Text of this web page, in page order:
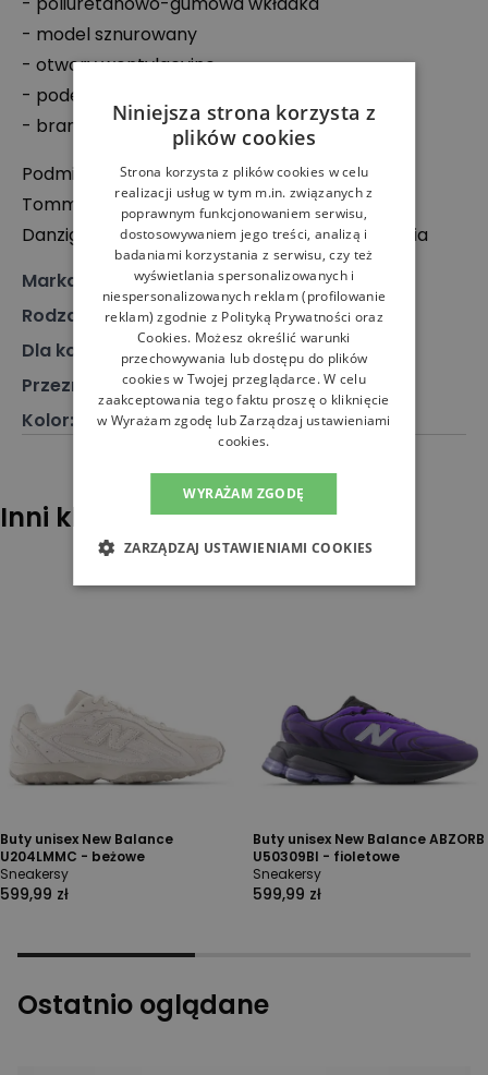
- model sznurowany
- otwory wentylacyjne
- podeszwa zewnętrzna z gumy i kauczuku
- branding producenta
Podmiot odpowiedzialny:
Tommy Hilfiger B.V.
Danzigerkade 165, 1013 AP Amsterdam, Holandia
Marka
Tommy Hilfiger
Rodzaj
Obuwie, Sneakersy
Dla kogo
Dla niego
Przeznaczenie:Buty klasyczne
Kolor: Biały
Inni klienci sprawdzali również
Buty unisex New Balance
U204LMMC - beżowe
Sneakersy
599,99 zł
Buty unisex New Balance ABZORB
U50309BI - fioletowe
Sneakersy
599,99 zł
Ostatnio oglądane
Niniejsza strona korzysta z
plików cookies
Strona korzysta z plików cookies w celu
realizacji usług w tym m.in. związanych z
poprawnym funkcjonowaniem serwisu,
dostosowywaniem jego treści, analizą i
badaniami korzystania z serwisu, czy też
wyświetlania spersonalizowanych i
niespersonalizowanych reklam (profilowanie
reklam) zgodnie z Polityką Prywatności oraz
Cookies. Możesz określić warunki
przechowywania lub dostępu do plików
cookies w Twojej przeglądarce. W celu
zaakceptowania tego faktu proszę o kliknięcie
w Wyrażam zgodę lub Zarządzaj ustawieniami
cookies.
WYRAŻAM ZGODĘ
ZARZĄDZAJ USTAWIENIAMI COOKIES